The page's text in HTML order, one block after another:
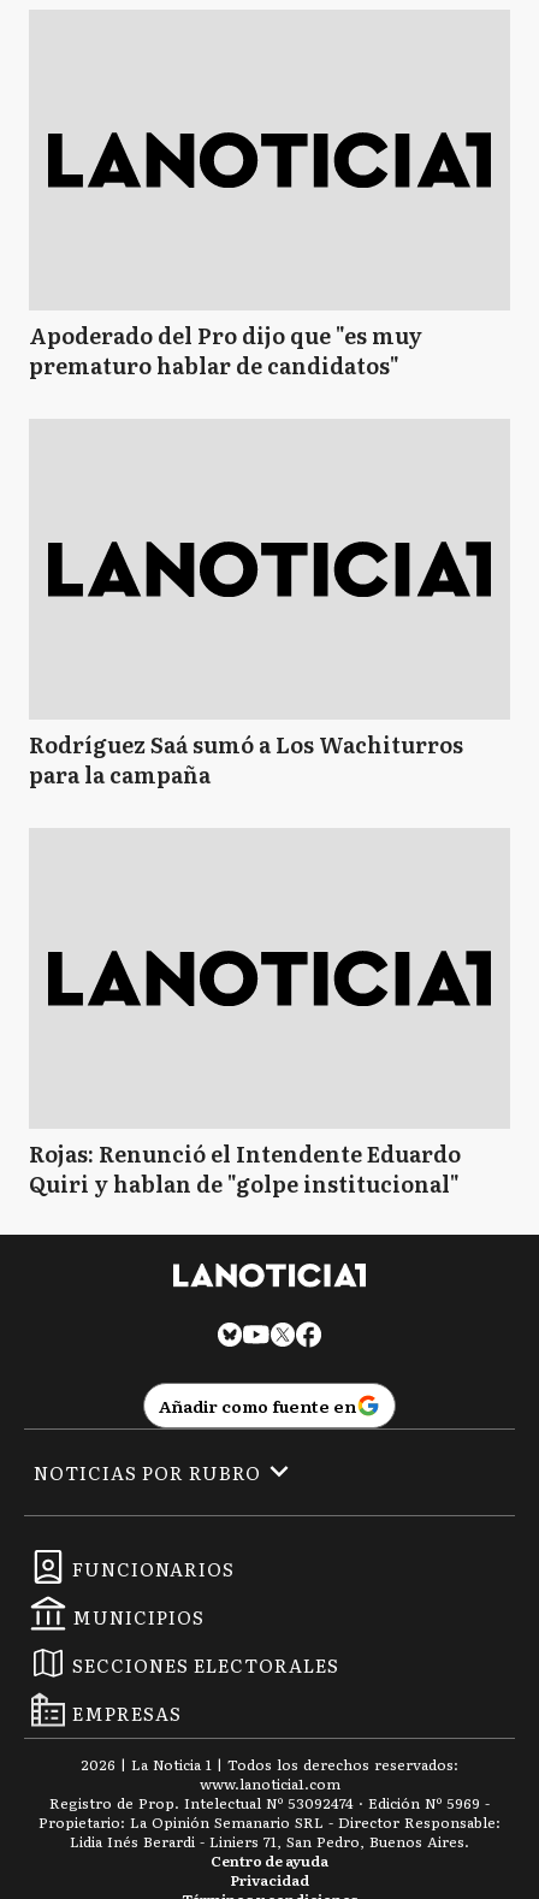
Apoderado del Pro dijo que "es muy
prematuro hablar de candidatos"
Rodríguez Saá sumó a Los Wachiturros
para la campaña
Rojas: Renunció el Intendente Eduardo
Quiri y hablan de "golpe institucional"
Añadir como fuente en
FUNCIONARIOS
MUNICIPIOS
SECCIONES ELECTORALES
EMPRESAS
NOTICIAS POR RUBRO
2026 | La Noticia 1 | Todos los derechos reservados:
www.lanoticia1.com
Registro de Prop. Intelectual Nº 53092474 · Edición Nº 5969 -
Propietario: La Opinión Semanario SRL - Director Responsable:
Lidia Inés Berardi - Liniers 71, San Pedro, Buenos Aires.
Privacidad
Centro de ayuda